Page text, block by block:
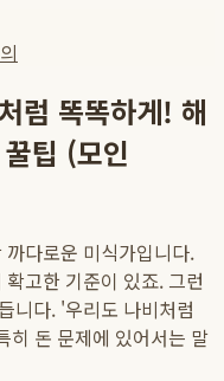
럼 똑똑하게! 해
팁 (모인
다로운 미식가입니다.
고한 기준이 있죠. 그런
니다. '우리도 나비처럼
히 돈 문제에 있어서는 말